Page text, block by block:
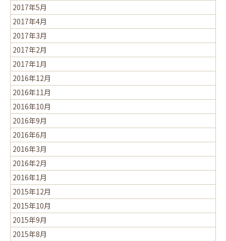
2017年5月
2017年4月
2017年3月
2017年2月
2017年1月
2016年12月
2016年11月
2016年10月
2016年9月
2016年6月
2016年3月
2016年2月
2016年1月
2015年12月
2015年10月
2015年9月
2015年8月